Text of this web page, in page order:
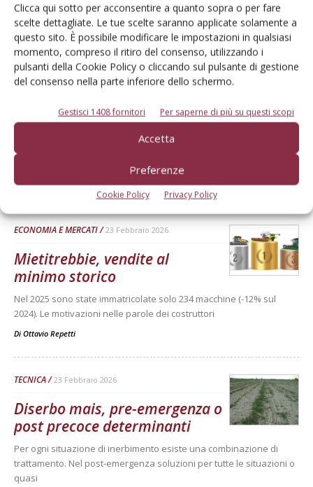
Clicca qui sotto per acconsentire a quanto sopra o per fare
scelte dettagliate. Le tue scelte saranno applicate solamente a
questo sito. È possibile modificare le impostazioni in qualsiasi
momento, compreso il ritiro del consenso, utilizzando i
pulsanti della Cookie Policy o cliccando sul pulsante di gestione
del consenso nella parte inferiore dello schermo.
Gestisci 1408 fornitori Per saperne di più su questi scopi
Accetta
Preferenze
Cookie Policy Privacy Policy
Dalla stessa categoria
TECNICA 19 Giugno 2026
Coltivatori indispensabili per
l’agricoltura moderna
I modelli ad ancore ricurve e con dischi miscelatori si caratterizzano
per adattabilità a ogni tipologia e condizione del terreno, elevata
produttività oraria e ottima riuscita della lavorazione
DiPier Luigi Scevola
ECONOMIA E MERCATI 23 Febbraio 2026
Mietitrebbie, vendite al
minimo storico
Nel 2025 sono state immatricolate solo 234 macchine (-12% sul
2024). Le motivazioni nelle parole dei costruttori
Di Ottavio Repetti
TECNICA 23 Febbraio 2026
Diserbo mais, pre-emergenza o
post precoce determinanti
Per ogni situazione di inerbimento esiste una combinazione di
trattamento. Nel post-emergenza soluzioni per tutte le situazioni o
quasi